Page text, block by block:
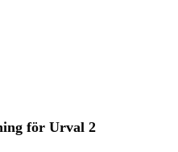
för Urval 2